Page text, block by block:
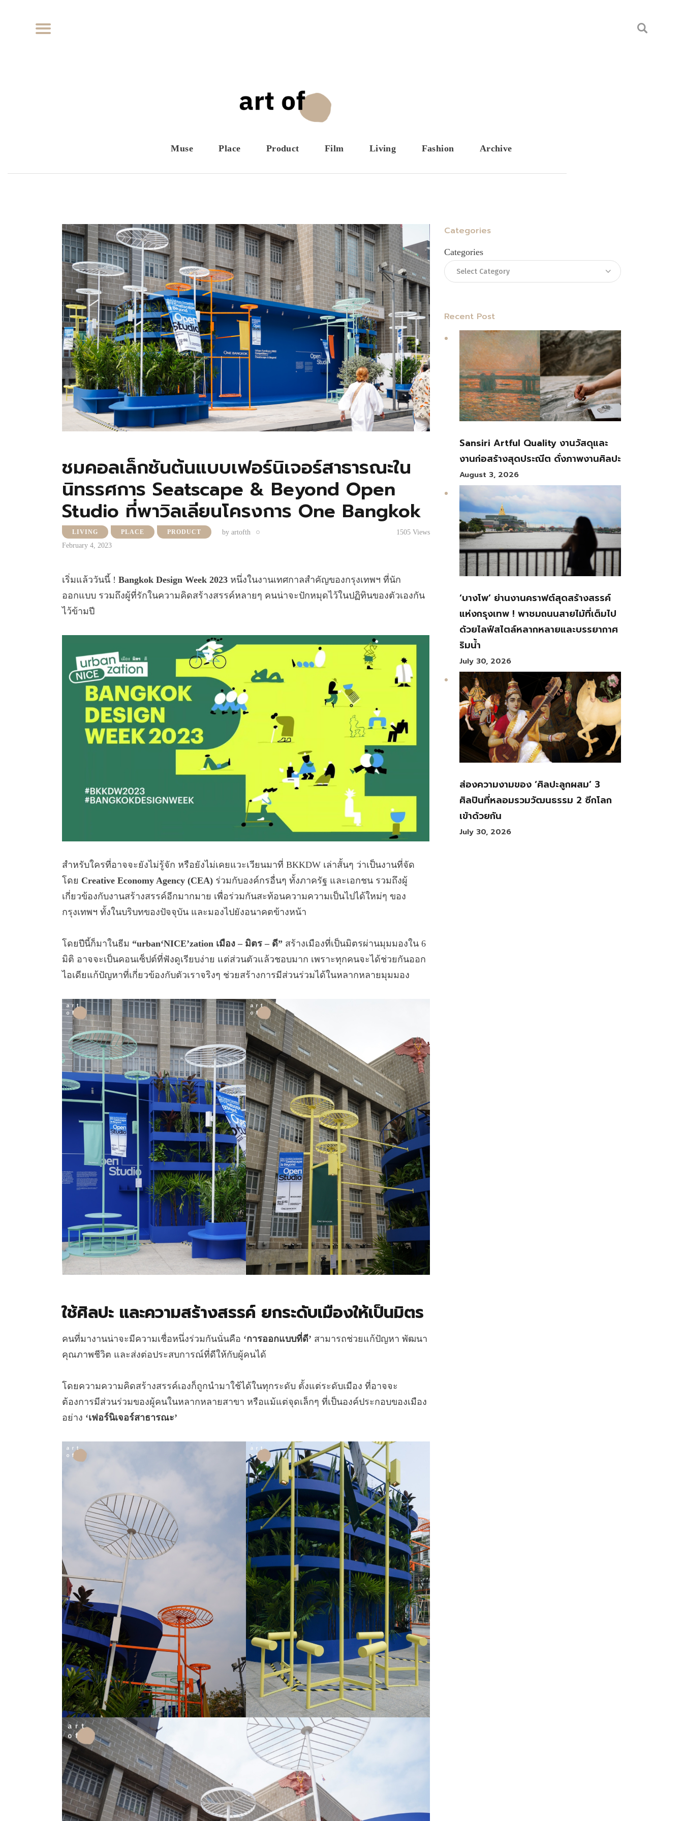
Muse Place Product Film Living Fashion Archive
ชมคอลเล็กชันต้นแบบเฟอร์นิเจอร์สาธารณะใน
นิทรรศการ Seatscape & Beyond Open
Studio ที่พาวิลเลียนโครงการ One Bangkok
LIVING PLACE PRODUCT by artofth
February 4, 2023
1505 Views
เริ่มแล้ววันนี้ ! Bangkok Design Week 2023 หนึ่งในงานเทศกาลสำคัญของกรุงเทพฯ ที่นัก
ออกแบบ รวมถึงผู้ที่รักในความคิดสร้างสรรค์หลายๆ คนน่าจะปักหมุดไว้ในปฏิทินของตัวเองกัน
ไว้ข้ามปี
สำหรับใครที่อาจจะยังไม่รู้จัก หรือยังไม่เคยแวะเวียนมาที่ BKKDW เล่าสั้นๆ ว่าเป็นงานที่จัด
โดย Creative Economy Agency (CEA) ร่วมกับองค์กรอื่นๆ ทั้งภาครัฐ และเอกชน รวมถึงผู้
เกี่ยวข้องกับงานสร้างสรรค์อีกมากมาย เพื่อร่วมกันสะท้อนความความเป็นไปได้ใหม่ๆ ของ
กรุงเทพฯ ทั้งในบริบทของปัจจุบัน และมองไปยังอนาคตข้างหน้า
โดยปีนี้ก็มาในธีม “urban‘NICE’zation เมือง – มิตร – ดี” สร้างเมืองที่เป็นมิตรผ่านมุมมองใน 6
มิติ อาจจะเป็นคอนเซ็ปต์ที่ฟังดูเรียบง่าย แต่ส่วนตัวแล้วชอบมาก เพราะทุกคนจะได้ช่วยกันออก
ไอเดียแก้ปัญหาที่เกี่ยวข้องกับตัวเราจริงๆ ช่วยสร้างการมีส่วนร่วมได้ในหลากหลายมุมมอง
ใช้ศิลปะ และความสร้างสรรค์ ยกระดับเมืองให้เป็นมิตร
คนที่มางานน่าจะมีความเชื่อหนึ่งร่วมกันนั่นคือ ‘การออกแบบที่ดี’ สามารถช่วยแก้ปัญหา พัฒนา
คุณภาพชีวิต และส่งต่อประสบการณ์ที่ดีให้กับผู้คนได้
โดยความความคิดสร้างสรรค์เองก็ถูกนำมาใช้ได้ในทุกระดับ ตั้งแต่ระดับเมือง ที่อาจจะ
ต้องการมีส่วนร่วมของผู้คนในหลากหลายสาขา หรือแม้แต่จุดเล็กๆ ที่เป็นองค์ประกอบของเมือง
อย่าง ‘เฟอร์นิเจอร์สาธารณะ’
Categories
Categories
Recent Post
Sansiri Artful Quality งานวัสดุและ
งานก่อสร้างสุดประณีต ดั่งภาพงานศิลปะ
August 3, 2026
‘บางโพ’ ย่านงานคราฟต์สุดสร้างสรรค์
แห่งกรุงเทพ ! พาชมถนนสายไม้ที่เต็มไป
ด้วยไลฟ์สไตล์หลากหลายและบรรยากาศ
ริมน้ำ
July 30, 2026
ส่องความงามของ ‘ศิลปะลูกผสม’ 3
ศิลปินที่หลอมรวมวัฒนธรรม 2 ซีกโลก
เข้าด้วยกัน
July 30, 2026